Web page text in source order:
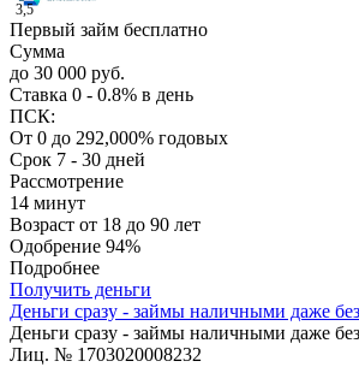
3,5
Первый займ бесплатно
Сумма
до 30 000 руб.
Ставка 0 - 0.8% в день
ПСК:
От 0 до 292,000% годовых
Срок 7 - 30 дней
Рассмотрение
14 минут
Возраст от 18 до 90 лет
Одобрение 94%
Подробнее
Получить деньги
Деньги сразу - займы наличными даже
Деньги сразу - займы наличными даже
Лиц. № 1703020008232